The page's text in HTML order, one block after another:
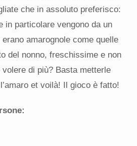
che in assoluto preferisco:
in particolare vengono da un
amarognole come quelle
del nonno, freschissime e non
volere di più? Basta metterle
et voilà! Il gioco è fatto!